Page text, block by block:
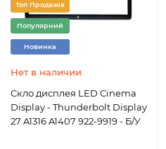
Топ Продажів
Популярний
Новинка
Нет в наличии
Скло дисплея LED Cinema
Display - Thunderbolt Display
27 A1316 A1407 922-9919 - Б/У